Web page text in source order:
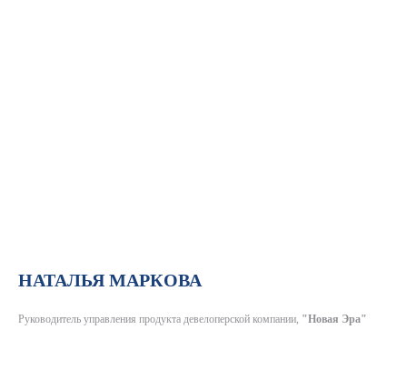
НАТАЛЬЯ МАРКОВА
Руководитель управления продукта девелоперской компании, "Новая Эра"